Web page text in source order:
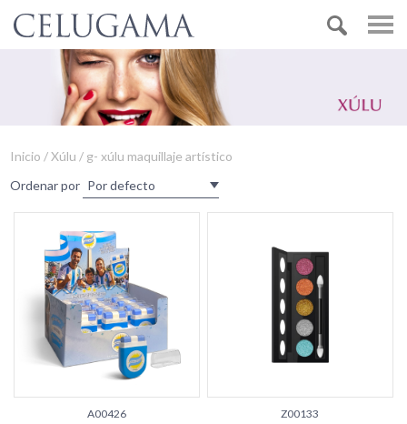
Inicio / Xúlu / g- xúlu maquillaje artístico
Ordenar por
A00426 Z00133